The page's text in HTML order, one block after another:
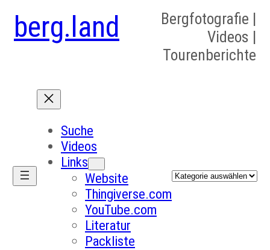
berg.land
Bergfotografie |
Videos |
Tourenberichte
Suche
Videos
Links
Website
Thingiverse.com
YouTube.com
Literatur
Packliste
Kategorien